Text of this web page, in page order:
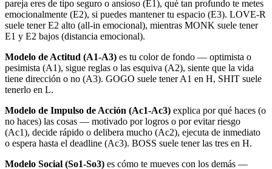
pareja eres de tipo seguro o ansioso (E1), qué tan profundo te metes
emocionalmente (E2), si puedes mantener tu espacio (E3). LOVE-R
suele tener E2 alto (all-in emocional), mientras MONK suele tener
E1 y E2 bajos (distancia emocional).
Modelo de Actitud (A1-A3) es tu color de fondo — optimista o
pesimista (A1), sigue reglas o las esquiva (A2), siente que la vida
tiene dirección o no (A3). GOGO suele tener A1 en H, SHIT suele
tenerlo en L.
Modelo de Impulso de Acción (Ac1-Ac3) explica por qué haces (o
no haces) las cosas — motivado por logros o por evitar riesgo
(Ac1), decide rápido o delibera mucho (Ac2), ejecuta de inmediato
o espera hasta el deadline (Ac3). BOSS suele tener las tres en H.
Modelo Social (So1-So3) es cómo te mueves con los demás —